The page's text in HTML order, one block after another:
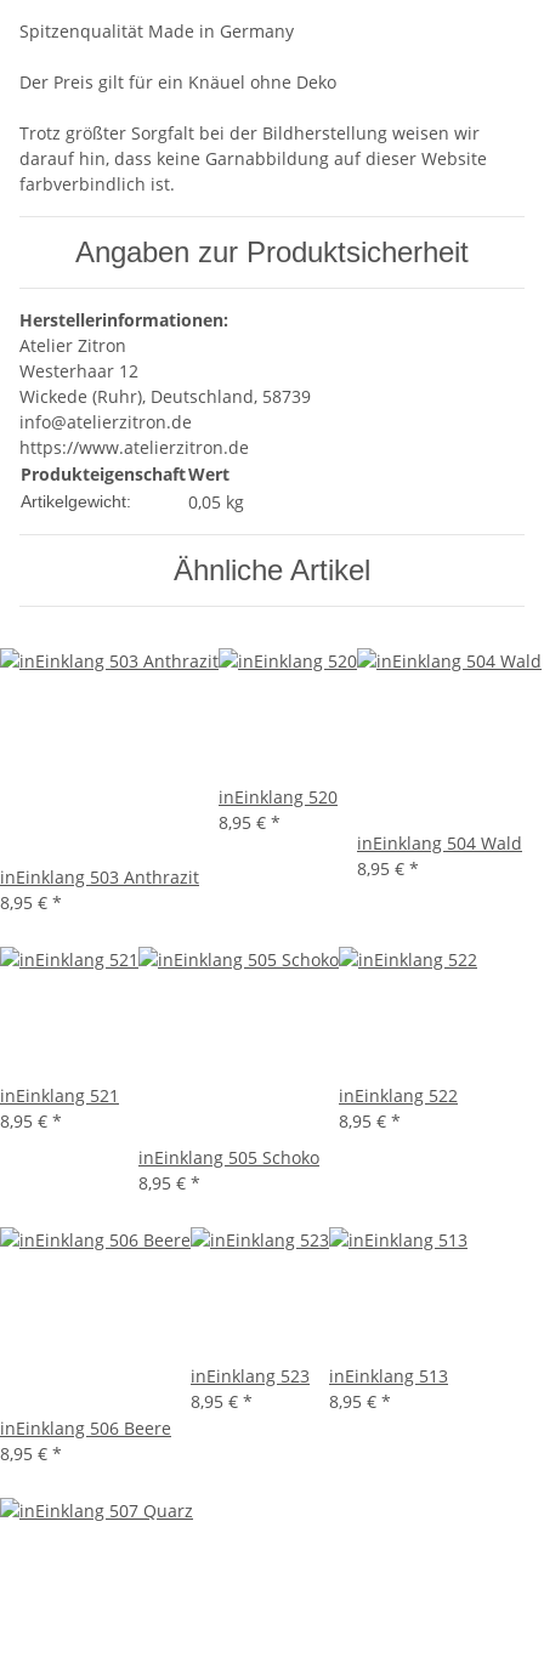
Spitzenqualität Made in Germany
Der Preis gilt für ein Knäuel ohne Deko
Trotz größter Sorgfalt bei der Bildherstellung weisen wir
darauf hin, dass keine Garnabbildung auf dieser Website
farbverbindlich ist.
Angaben zur Produktsicherheit
Herstellerinformationen:
Atelier Zitron
Westerhaar 12
Wickede (Ruhr), Deutschland, 58739
info@atelierzitron.de
https://www.atelierzitron.de
ProdukteigenschaftWert
Artikelgewicht: 0,05 kg
Ähnliche Artikel
inEinklang 503 Anthrazit
8,95 € *
inEinklang 520
8,95 € *
inEinklang 504 Wald
8,95 € *
inEinklang 521
8,95 € *
inEinklang 505 Schoko
8,95 € *
inEinklang 522
8,95 € *
inEinklang 506 Beere
8,95 € *
inEinklang 523
8,95 € *
inEinklang 513
8,95 € *